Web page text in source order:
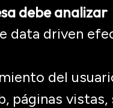
debe analizar
data driven
del
páginas vistas,